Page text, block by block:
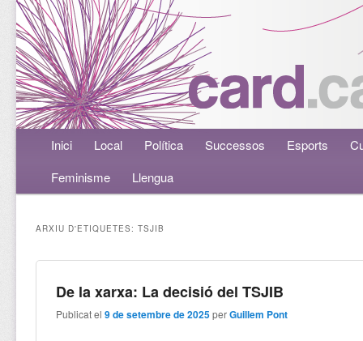
Menú principalAneu al contingut principal
Aneu al contingut secundari
Inici Local Política Successos Esports
Feminisme
Llengua
ARXIU D'ETIQUETES:TSJIB
De la xarxa: La decisió del TSJIB
Publicat el9 de setembre de 2025 perGuillem Pont